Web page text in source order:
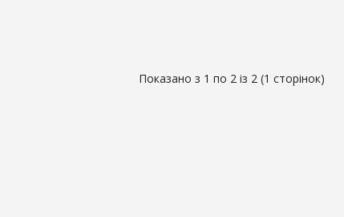
Показано з 1 по 2 із 2 (1 сторінок)